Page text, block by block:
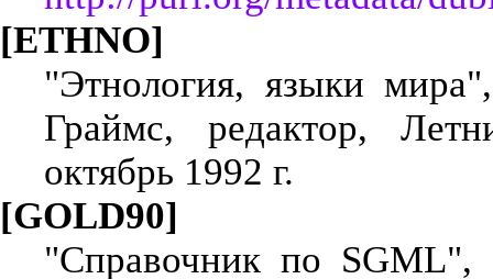
[ETHNO]
"Этнология, языки
Граймс, редактор,
октябрь 1992 г.
[GOLD90]
"Справочник по